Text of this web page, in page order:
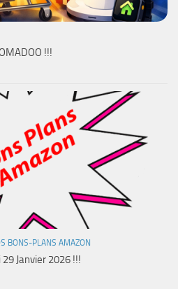
!!!
BONS-PLANS AMAZON
Janvier 2026 !!!